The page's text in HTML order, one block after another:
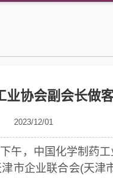
业协会副会长做
2023/12/01
午，中国化学制药
市企业联合会(天津